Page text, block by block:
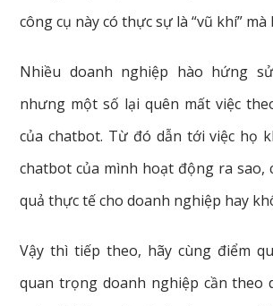
công cụ này có thực sự là “vũ khí” mà
Nhiều doanh nghiệp hào hứng
nhưng một số lại quên mất việc
của chatbot. Từ đó dẫn tới việc họ
chatbot của mình hoạt động ra sao,
quả thực tế cho doanh nghiệp hay
Vậy thì tiếp theo, hãy cùng điểm
quan trọng doanh nghiệp cần theo